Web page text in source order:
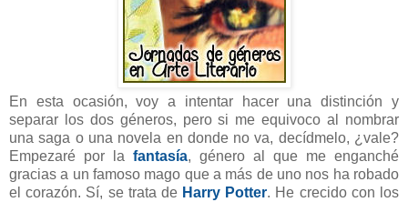
En esta ocasión, voy a intentar hacer una distinción y
separar los dos géneros, pero si me equivoco al nombrar
una saga o una novela en donde no va, decídmelo, ¿vale?
Empezaré por la fantasía, género al que me enganché
gracias a un famoso mago que a más de uno nos ha robado
el corazón. Sí, se trata de Harry Potter. He crecido con los